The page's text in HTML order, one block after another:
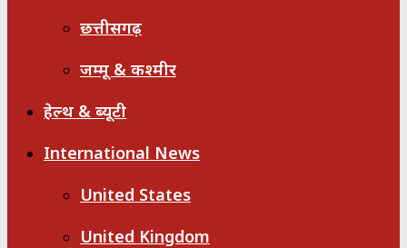
छत्तीसगढ़
जम्मू & कश्मीर
हेल्थ & ब्यूटी
International News
United States
United Kingdom